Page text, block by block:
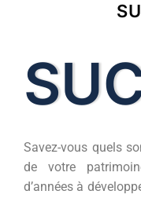
Savez-vous quels
de votre
d’années à